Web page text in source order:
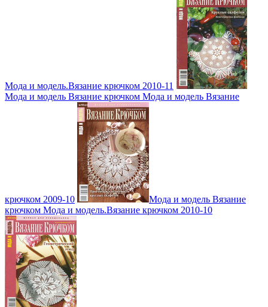
Мода и модель.Вязание крючком 2010-11
Мода и модель Вязание крючком Мода и модель Вязание
крючком 2009-10
Мода и модель Вязание
крючком Мода и модель.Вязание крючком 2010-10